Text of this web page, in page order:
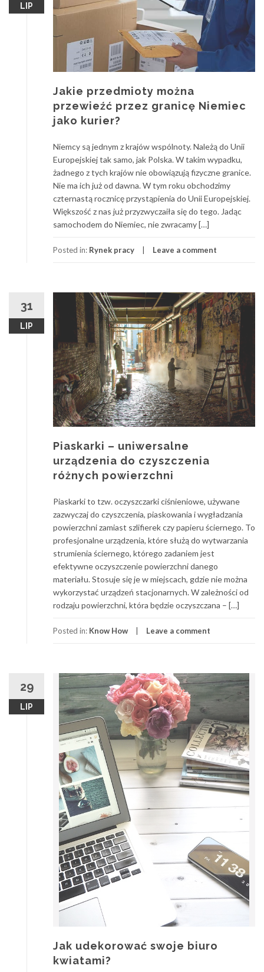
LIP
Jakie przedmioty można
przewieźć przez granicę Niemiec
jako kurier?
Niemcy są jednym z krajów wspólnoty. Należą do Unii
Europejskiej tak samo, jak Polska. W takim wypadku,
żadnego z tych krajów nie obowiązują fizyczne granice.
Nie ma ich już od dawna. W tym roku obchodzimy
czternastą rocznicę przystąpienia do Unii Europejskiej.
Większość z nas już przyzwyczaiła się do tego. Jadąc
samochodem do Niemiec, nie zwracamy […]
Posted in: Rynek pracy Leave a comment
31
LIP
Piaskarki – uniwersalne
urządzenia do czyszczenia
różnych powierzchni
Piaskarki to tzw. oczyszczarki ciśnieniowe, używane
zazwyczaj do czyszczenia, piaskowania i wygładzania
powierzchni zamiast szlifierek czy papieru ściernego. To
profesjonalne urządzenia, które służą do wytwarzania
strumienia ściernego, którego zadaniem jest
efektywne oczyszczenie powierzchni danego
materiału. Stosuje się je w miejscach, gdzie nie można
wykorzystać urządzeń stacjonarnych. W zależności od
rodzaju powierzchni, która będzie oczyszczana – […]
Posted in: Know How Leave a comment
29
LIP
Jak udekorować swoje biuro
kwiatami?